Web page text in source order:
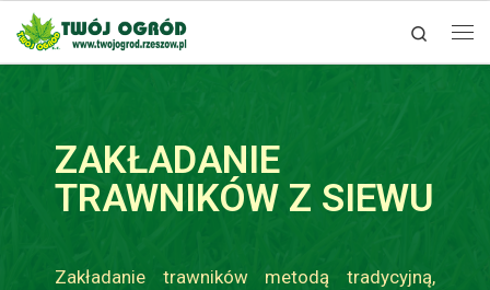
Skip to content Search
ZAKŁADANIE
TRAWNIKÓW Z SIEWU
Zakładanie trawników metodą tradycyjną,